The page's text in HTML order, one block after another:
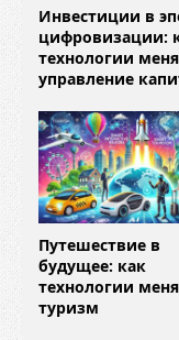
Инвестиции в
цифровизации:
технологии
управление
Путешествие в
будущее: как
технологии
туризм